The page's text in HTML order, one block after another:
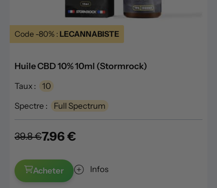
Code -80% : LECANNABISTE
Huile CBD 10% 10ml (Stormrock)
Taux : 10
Spectre : Full Spectrum
39.8 €7.96 €
Acheter Infos